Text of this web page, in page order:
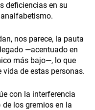
deficiencias en su
nos parece, la pauta
—acentuado en
más bajo—, lo que
de estas personas.
con la interferencia
los gremios en la